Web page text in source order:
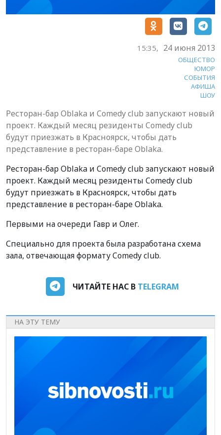
15:35, 24 июня 2013
ОБЩЕСТВО
ЮМОР
СОБЫТИЯ
АФИША
ШОУ
Ресторан-бар Oblaka и Comedy club запускают новый
проект. Каждый месяц резиденты Comedy club
будут приезжать в Красноярск, чтобы дать
представление в ресторан-баре Oblaka.
Ресторан-бар Oblaka и Comedy club запускают новый
проект. Каждый месяц резиденты Comedy club
будут приезжать в Красноярск, чтобы дать
представление в ресторан-баре Oblaka.
Первыми на очереди Гавр и Олег.
Специально для проекта была разработана схема
зала, отвечающая формату Comedy club.
ЧИТАЙТЕ НАС В TELEGRAM
НА ЭТУ ТЕМУ